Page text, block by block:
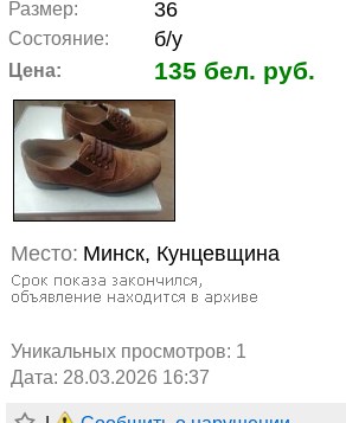
Размер: 36
Состояние: б/у
Цена: 135 бел. руб.
Место: Минск, Кунцевщина
Уникальных просмотров: 1
Дата: 28.03.2026 16:37